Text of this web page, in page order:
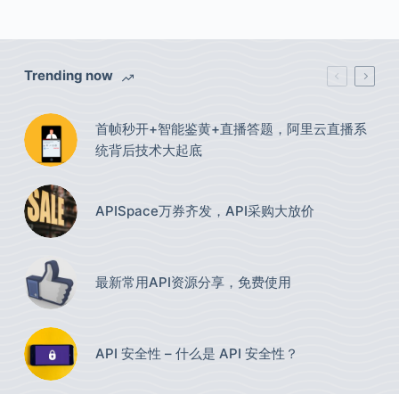
Trending now
首帧秒开+智能鉴黄+直播答题，阿里云直播系
统背后技术大起底
APISpace万券齐发，API采购大放价
最新常用API资源分享，免费使用​
API 安全性 – 什么是 API 安全性？